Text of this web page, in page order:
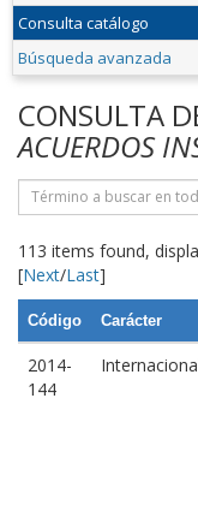
Consulta catálogo
Búsqueda avanzada
CONSULTA
ACUERDOS
113 items found,
[Next/Last]
Código Carácter
2014-
144